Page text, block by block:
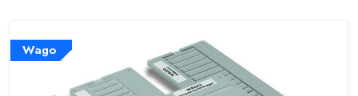
Wago